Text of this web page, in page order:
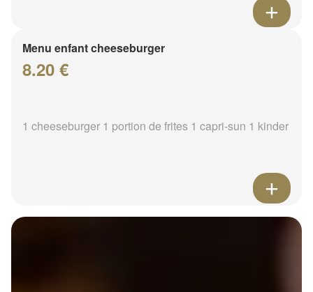
Menu enfant cheeseburger
8.20 €
1 cheeseburger 1 portion de frites 1 capri-sun 1 kinder